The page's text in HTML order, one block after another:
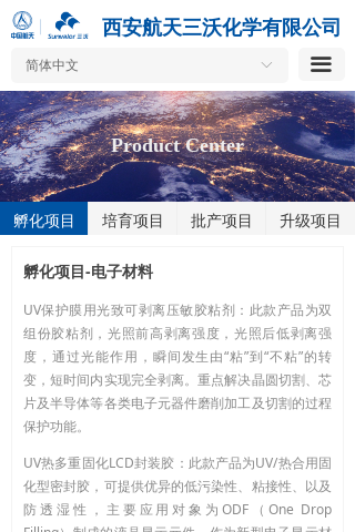
끀
ꀅ
简体中文
按钮
西安航天三沃化学有限公司
Product Center
孵化项目 培育项目 批产项目 升级项目
孵化项目-电子材料
UV保护膜用光致可剥离压敏胶粘剂：此款产品为双
组份胶粘剂，光照前高剥离强度，光照后低剥离强
度，通过光能作用，瞬间发生由“粘”到“不粘”的转
变，短时间内实现完全剥离。重点解决晶圆切割、芯
片及半导体等各类电子元器件磨削加工及切割的过程
保护功能。
UV热多重固化LCD封装胶：此款产品为UV/热合用固
化型密封胶，可提供优异的低污染性、粘接性、以及
防透湿性，主要应用对象为ODF（One Drop